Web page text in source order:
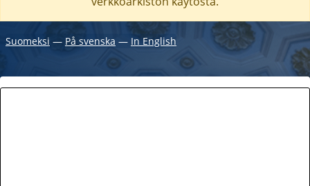
Suomeksi ― På svenska ― In English